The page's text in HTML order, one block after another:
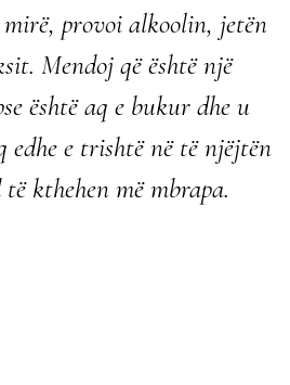
mirë, provoi alkoolin, jetën
Mendoj që është një
është aq e bukur dhe u
edhe e trishtë në të njëjtën
kthehen më mbrapa.